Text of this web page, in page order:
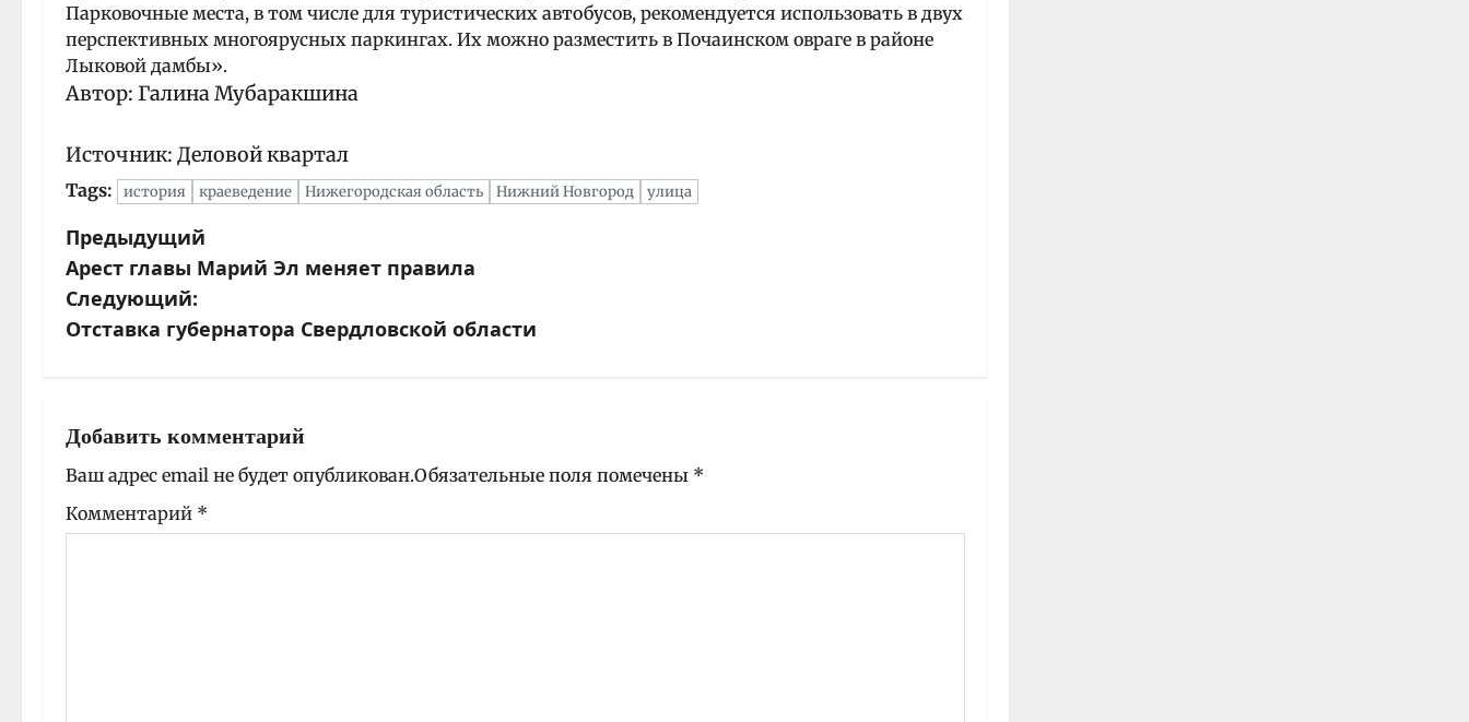
Парковочные места, в том числе для туристических автобусов, рекомендуется использовать в двух
перспективных многоярусных паркингах. Их можно разместить в Почаинском овраге в районе
Лыковой дамбы».
Автор: Галина Мубаракшина
Источник: Деловой квартал
Tags: история краеведение Нижегородская область Нижний Новгород улица
Н
а
в
г
а
ц
Предыдущий
Арест главы Марий Эл меняет правила
Следующий:
Отставка губернатора Свердловской области
Добавить комментарий
Ваш адрес email не будет опубликован.Обязательные поля помечены *
Комментарий *